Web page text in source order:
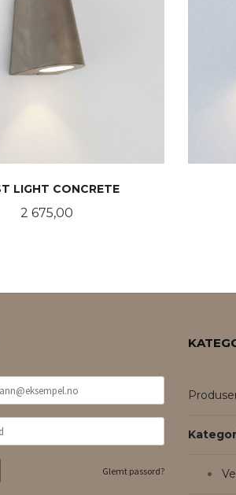
LIGHT CONCRETE
Pris
2 675,00
Glemt passord?